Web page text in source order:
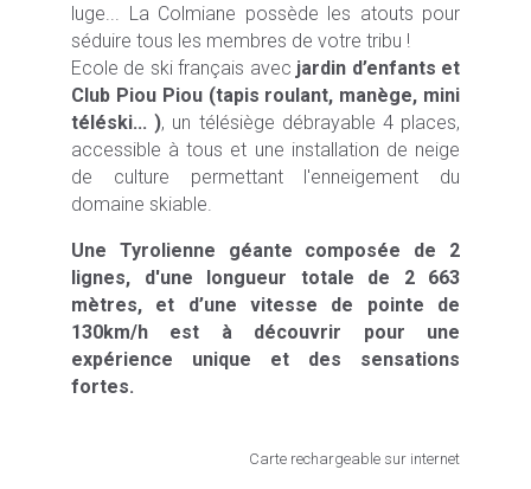
luge... La Colmiane possède les atouts pour
séduire tous les membres de votre tribu !
Ecole de ski français avec jardin d’enfants et
Club Piou Piou (tapis roulant, manège, mini
téléski... ), un télésiège débrayable 4 places,
accessible à tous et une installation de neige
de culture permettant l'enneigement du
domaine skiable.
Une Tyrolienne géante composée de 2
lignes, d'une longueur totale de 2 663
mètres, et d’une vitesse de pointe de
130km/h est à découvrir pour une
expérience unique et des sensations
fortes.
Carte rechargeable sur internet